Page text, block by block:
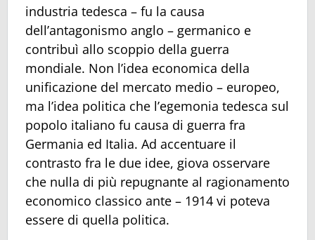
industria tedesca – fu la causa
dell’antagonismo anglo – germanico e
contribuì allo scoppio della guerra
mondiale. Non l’idea economica della
unificazione del mercato medio – europeo,
ma l’idea politica che l’egemonia tedesca sul
popolo italiano fu causa di guerra fra
Germania ed Italia. Ad accentuare il
contrasto fra le due idee, giova osservare
che nulla di più repugnante al ragionamento
economico classico ante – 1914 vi poteva
essere di quella politica.